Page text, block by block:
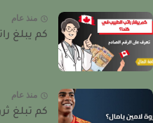
منذ عام
كم يبلغ راتب
منذ عام
كم تبلغ ثروة